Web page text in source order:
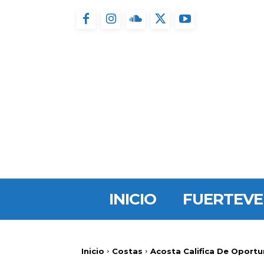
INICIO
Inicio Costas Acosta Califica De